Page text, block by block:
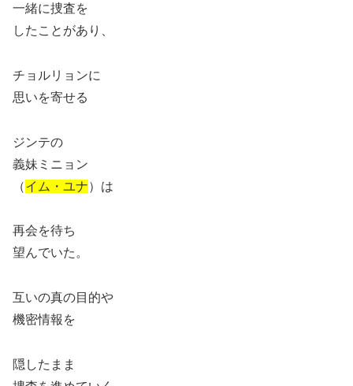
一緒に捜査を
したことがあり、
チョルリョンに
思いを寄せる
ジンテの
義妹ミニョン
（イム・ユナ）は
再会を待ち
望んでいた。
互いの真の目的や
機密情報を
隠したまま